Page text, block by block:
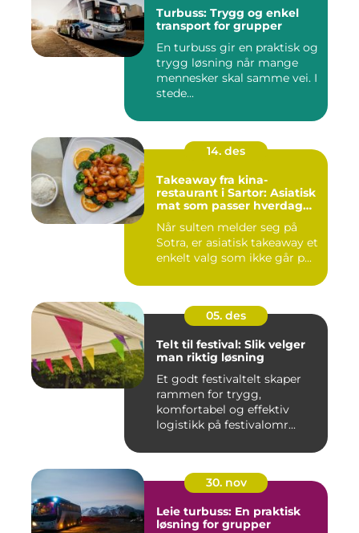
Turbuss: Trygg og enkel
transport for grupper
En turbuss gir en praktisk og
trygg løsning når mange
mennesker skal samme vei. I
stede...
14. des
Takeaway fra kina-
restaurant i Sartor: Asiatisk
mat som passer hverdag
Når sulten melder seg på
Sotra, er asiatisk takeaway et
enkelt valg som ikke går p...
05. des
Telt til festival: Slik velger
man riktig løsning
Et godt festivaltelt skaper
rammen for trygg,
komfortabel og effektiv
logistikk på festivalomr...
30. nov
Leie turbuss: En praktisk
løsning for grupper